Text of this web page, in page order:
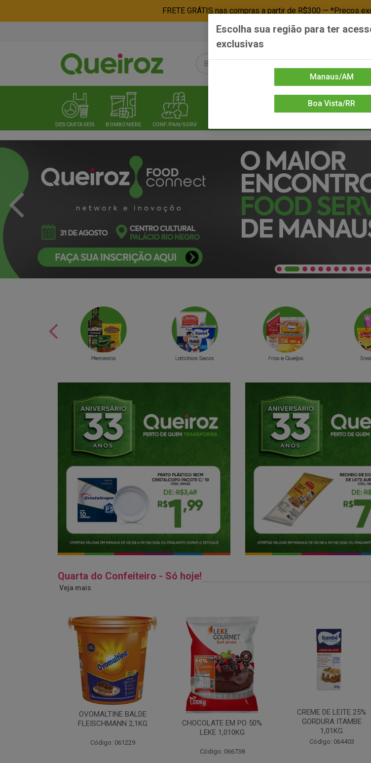
FRETE GRÁTIS nas compras a partir de R$300 — *Preços
Já é cliente? -
DESCARTAVEIS BOMBONIERE CONF/PAN/SORV
Quarta do Confeiteiro - Só hoje!
Veja mais
OVOMALTINE BALDE
FLEISCHMANN 2,1KG
Código: 061229
CHOCOLATE EM PO 50%
LEKE 1,010KG
Código: 066738
CREME DE LEITE 25%
GORDURA ITAMBE
1,01KG
Código: 064403
Escolha sua região para ter
exclusivas
Manaus/AM
Boa Vista/RR